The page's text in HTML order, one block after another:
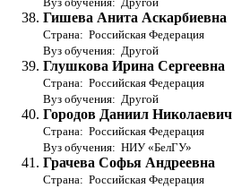
Гишева Анита Аскарбиевна
Страна: Российская Федерация
Вуз обучения: Другой
Глушкова Ирина Сергеевна
Страна: Российская Федерация
Вуз обучения: Другой
Городов Даниил Николаевич
Страна: Российская Федерация
Вуз обучения: НИУ «БелГУ»
Грачева Софья Андреевна
Страна: Российская Федерация